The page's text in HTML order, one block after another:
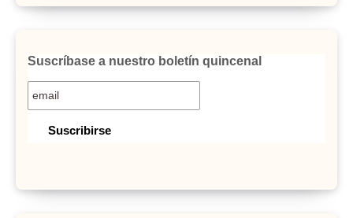
Suscríbase a nuestro boletín quincenal